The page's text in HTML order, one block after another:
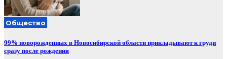
Общество
99% новорожденных в Новосибирской области прикладывают к груди
сразу после рождения